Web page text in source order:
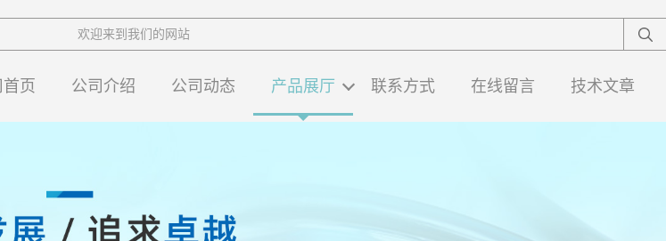
欢迎来到我们的网站
页 公司介绍 公司动态 产品展厅 联系方式 在线留言 技术文章